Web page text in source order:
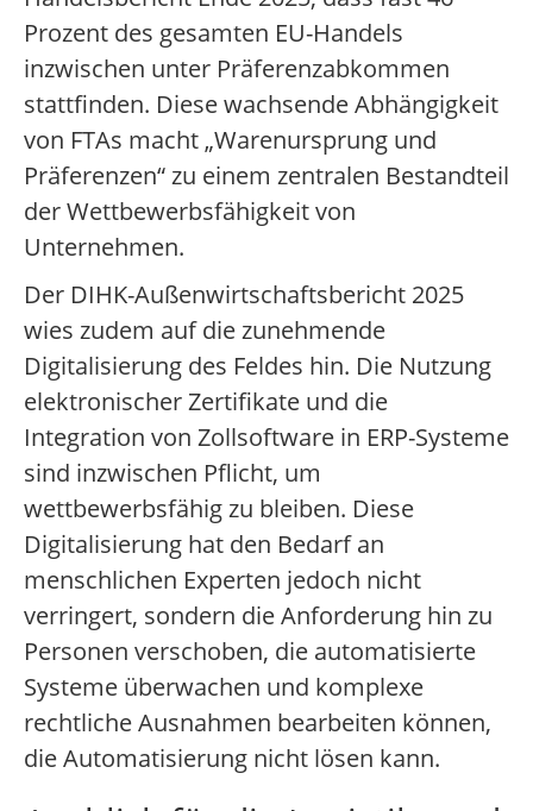
Prozent des gesamten EU-Handels
inzwischen unter Präferenzabkommen
stattfinden. Diese wachsende Abhängigkeit
von FTAs macht „Warenursprung und
Präferenzen“ zu einem zentralen Bestandteil
der Wettbewerbsfähigkeit von
Unternehmen.
Der DIHK-Außenwirtschaftsbericht 2025
wies zudem auf die zunehmende
Digitalisierung des Feldes hin. Die Nutzung
elektronischer Zertifikate und die
Integration von Zollsoftware in ERP-Systeme
sind inzwischen Pflicht, um
wettbewerbsfähig zu bleiben. Diese
Digitalisierung hat den Bedarf an
menschlichen Experten jedoch nicht
verringert, sondern die Anforderung hin zu
Personen verschoben, die automatisierte
Systeme überwachen und komplexe
rechtliche Ausnahmen bearbeiten können,
die Automatisierung nicht lösen kann.